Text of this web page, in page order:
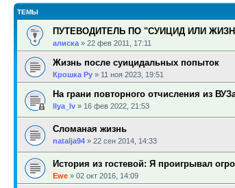
ТЕМЫ
ПУТЕВОДИТЕЛЬ ПО "СУИЦИД ИЛИ
алиска » 22 фев 2011, 17:11
Жизнь после суицидальных попыток
Крошка Ру » 11 ноя 2023, 19:51
На грани повторного отчисления из
Ilya_Iv » 16 фев 2022, 21:53
Сломаная жизнь
natalja94 » 22 сен 2014, 14:33
История из гостевой: Я проигрывал
Ewe » 02 окт 2016, 14:09